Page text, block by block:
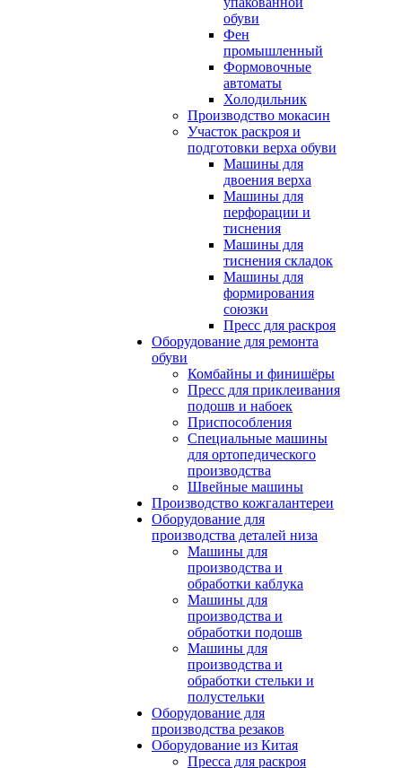
обуви
Фен
промышленный
Формовочные
автоматы
Холодильник
Производство мокасин
Участок раскроя и
подготовки верха обуви
Машины для
двоения верха
Машины для
перфорации и
тиснения
Машины для
тиснения складок
Машины для
формирования
союзки
Пресс для раскроя
Оборудование для ремонта
обуви
Комбайны и финишёры
Пресс для приклеивания
подошв и набоек
Приспособления
Специальные машины
для ортопедического
производства
Швейные машины
Производство кожгалантереи
Оборудование для
производства деталей низа
Машины для
производства и
обработки каблука
Машины для
производства и
обработки подошв
Машины для
производства и
обработки стельки и
полустельки
Оборудование для
производства резаков
Оборудование из Китая
Пресса для раскроя